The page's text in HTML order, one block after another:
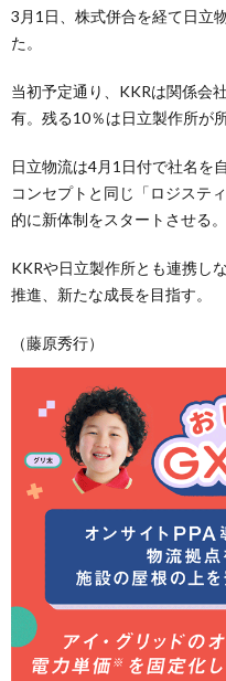
3月1日、株式併合を経て日立
た。
当初予定通り、KKRは関係会
有。残る10％は日立製作所が
日立物流は4月1日付で社名を
コンセプトと同じ「ロジステ
的に新体制をスタートさせる。
KKRや日立製作所とも連携し
推進、新たな成長を目指す。
（藤原秀行）